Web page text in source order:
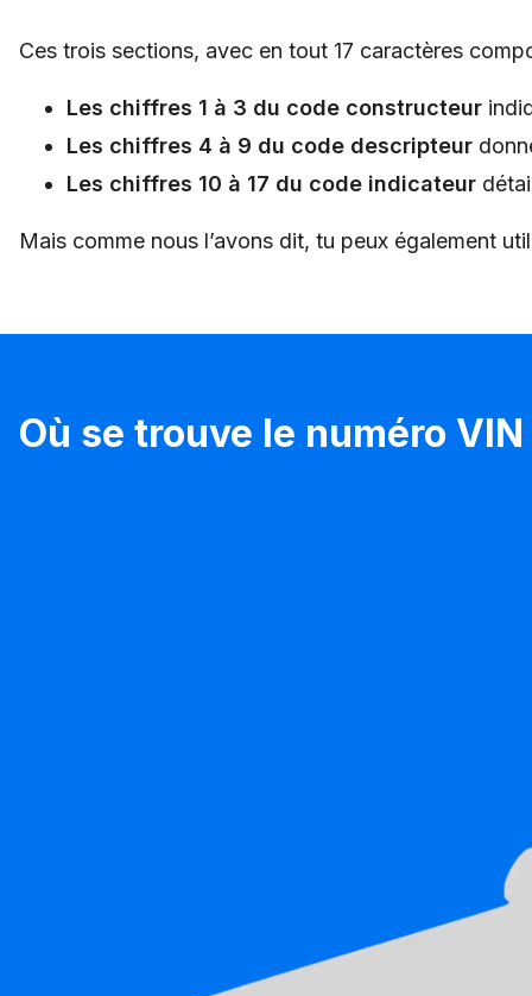
Ces trois sections, avec en tout 17 caractères
Les chiffres 1 à 3 du code constructeur
Les chiffres 4 à 9 du code descripteur
Les chiffres 10 à 17 du code indicateur
Mais comme nous l’avons dit, tu peux également
Où se trouve le numéro